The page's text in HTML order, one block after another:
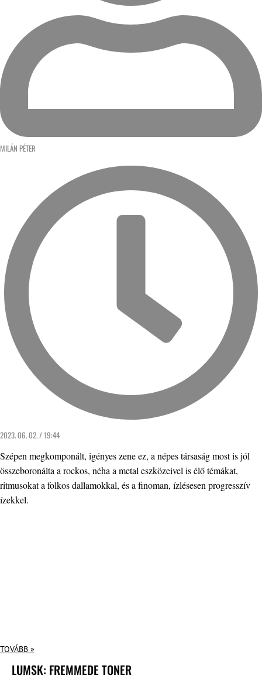
MILÁN PÉTER
2023. 06. 02. / 19:44
Szépen megkomponált, igényes zene ez, a népes társaság most is jól
összeboronálta a rockos, néha a metal eszközeivel is élő témákat,
ritmusokat a folkos dallamokkal, és a finoman, ízlésesen progresszív
ízekkel.
TOVÁBB »
LUMSK: FREMMEDE TONER